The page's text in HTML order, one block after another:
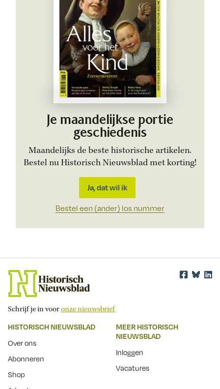
Je maandelijkse portie
geschiedenis
Maandelijks de beste historische artikelen.
Bestel nu Historisch Nieuwsblad met korting!
Ja, dat wil ik
Bestel een (ander) los nummer
Schrijf je in vooronze nieuwsbrief
HISTORISCH NIEUWSBLAD
Over ons
Abonneren
Shop
MEER HISTORISCH
NIEUWSBLAD
Inloggen
Vacatures